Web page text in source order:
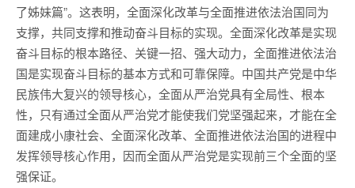
了姊妹篇”。这表明，全面深化改革与全面推进依法治国同为
支撑，共同支撑和推动奋斗目标的实现。全面深化改革是实现
奋斗目标的根本路径、关键一招、强大动力，全面推进依法治
国是实现奋斗目标的基本方式和可靠保障。中国共产党是中华
民族伟大复兴的领导核心，全面从严治党具有全局性、根本
性，只有通过全面从严治党才能使我们党坚强起来，才能在全
面建成小康社会、全面深化改革、全面推进依法治国的进程中
发挥领导核心作用，因而全面从严治党是实现前三个全面的坚
强保证。